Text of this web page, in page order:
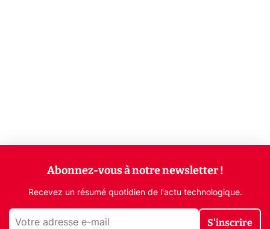
Abonnez-vous à notre newsletter !
Recevez un résumé quotidien de l'actu technologique.
S'inscrire